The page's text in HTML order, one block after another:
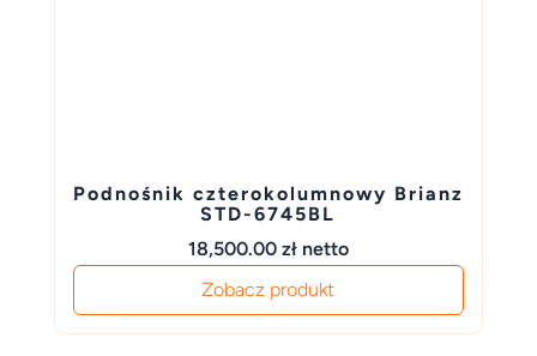
Podnośnik czterokolumnowy Brianz
STD-6745BL
18,500.00 zł netto
Zobacz produkt